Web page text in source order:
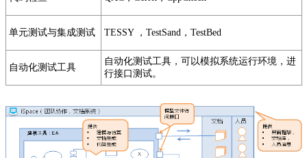
单元测试与集成测试 TESSY ，TestSand，TestBed
自动化测试工具
自动化测试工具，可以模拟系统运行环境，进
行接口测试。